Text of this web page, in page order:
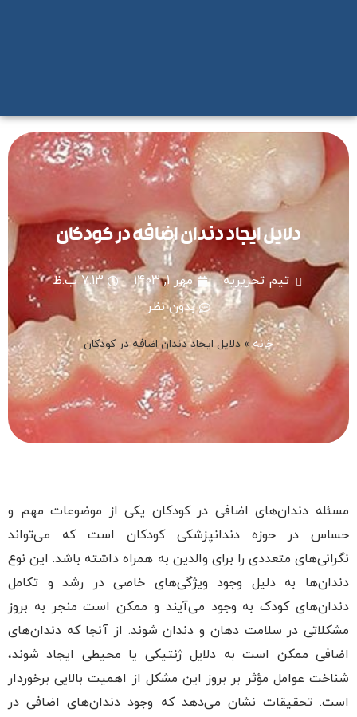
دلایل ایجاد دندان اضافه در کودکان
تیم تحریریه مهر 1, 1403
7:13 ب.ظ
بدون نظر
خانه» دلایل ایجاد دندان اضافه در کودکان
مسئله دندان‌های اضافی در کودکان یکی از موضوعات مهم و
حساس در حوزه دندانپزشکی کودکان است که می‌تواند
نگرانی‌های متعددی را برای والدین به همراه داشته باشد. این نوع
دندان‌ها به دلیل وجود ویژگی‌های خاصی در رشد و تکامل
دندان‌های کودک به وجود می‌آیند و ممکن است منجر به بروز
مشکلاتی در سلامت دهان و دندان شوند. از آنجا که دندان‌های
اضافی ممکن است به دلایل ژنتیکی یا محیطی ایجاد شوند،
شناخت عوامل مؤثر بر بروز این مشکل از اهمیت بالایی برخوردار
است. تحقیقات نشان می‌دهد که وجود دندان‌های اضافی در